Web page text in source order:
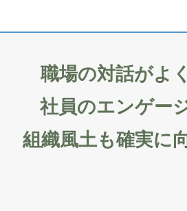
職場の対話がよ
社員のエンゲー
組織風土も確実に